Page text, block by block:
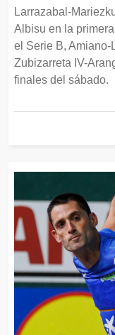
Larrazabal-
Albisu en la
el Serie B, Amiano-
Zubizarreta IV-
finales del sábado.